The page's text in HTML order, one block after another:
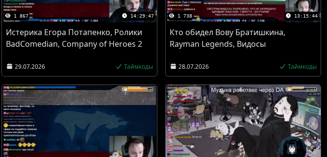
1 867 14:29:47
Истерика Егора Потапенко, Ролики
BadComedian, Company of Heroes 2
29.07.2026 Таймкоды
1 738 13:15:44
Кто обидел Вову Братишкина,
Rayman Legends, Видосы
28.07.2026 Таймкоды